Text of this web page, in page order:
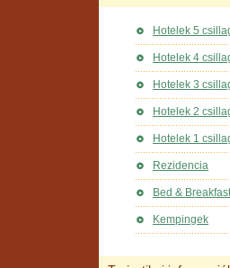
Hotelek 5
Hotelek 4
Hotelek 3
Hotelek 2
Hotelek 1
Rezidencia
Bed & Breakfast
Kempingek